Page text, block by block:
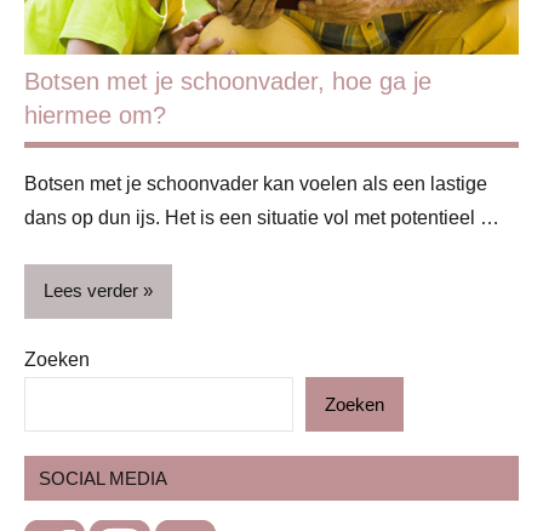
Botsen met je schoonvader, hoe ga je
hiermee om?
Botsen met je schoonvader kan voelen als een lastige
dans op dun ijs. Het is een situatie vol met potentieel …
Lees verder
Gezin
Vader
Zoeken
Zoeken
SOCIAL MEDIA